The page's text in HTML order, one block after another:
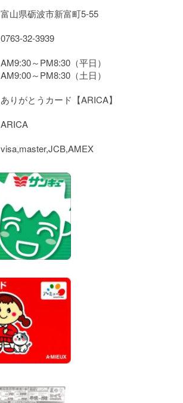
富山県砺波市新富町5-55
0763-32-3939
AM9:30～PM8:30（平日）
AM9:00～PM8:30（土日）
ありがとうカード【ARICA】
ARICA
visa,master,JCB,AMEX